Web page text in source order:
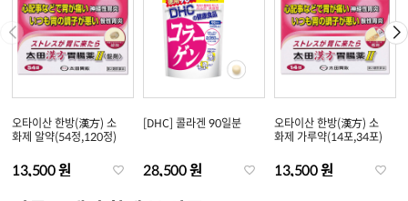
오타이산 한방(漢方) 소
화제 알약(54정,120정)
13,500 원
[DHC] 콜라겐 90일분
28,500 원
오타이산 한방(漢方) 소
화제 가루약(14포,34포)
13,500 원